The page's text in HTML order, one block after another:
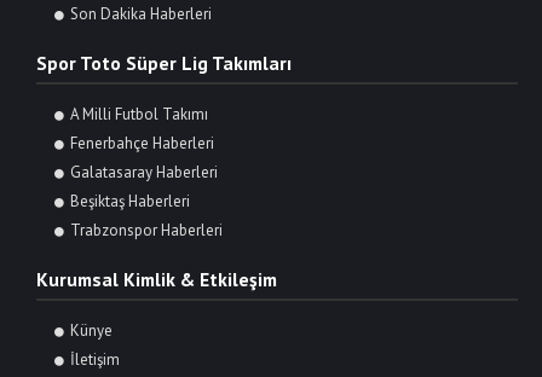
Son Dakika Haberleri
Spor Toto Süper Lig Takımları
A Milli Futbol Takımı
Fenerbahçe Haberleri
Galatasaray Haberleri
Beşiktaş Haberleri
Trabzonspor Haberleri
Kurumsal Kimlik & Etkileşim
Künye
İletişim